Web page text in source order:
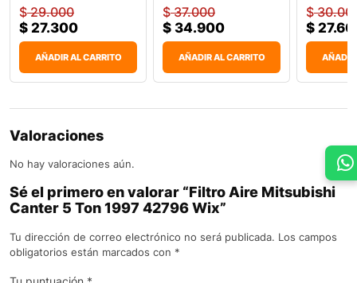
$29.000
$ 27.300
AÑADIR AL CARRITO
$37.000
$ 34.900
AÑADIR AL CARRITO
$
$
AÑADIR
Valoraciones
No hay valoraciones aún.
Sé el primero en valorar “Filtro Aire Mitsubishi
Canter 5 Ton 1997 42796 Wix”
Tu dirección de correo electrónico no será publicada. Los campos
obligatorios están marcados con *